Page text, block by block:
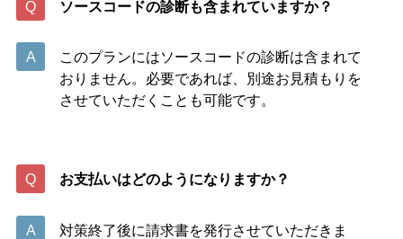
ソースコードの診断も含まれていますか？
このプランにはソースコードの診断は含まれて
おりません。必要であれば、別途お見積もりを
させていただくことも可能です。
お支払いはどのようになりますか？
対策終了後に請求書を発行させていただきま